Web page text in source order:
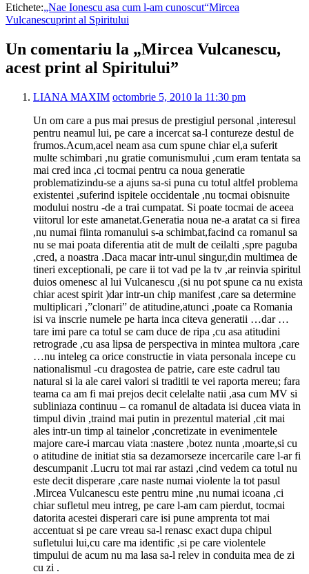
Etichete:„Nae Ionescu asa cum l-am cunoscut“Mircea
Vulcanescuprint al Spiritului
Un comentariu la „Mircea Vulcanescu,
acest print al Spiritului”
LIANA MAXIM octombrie 5, 2010 la 11:30 pm
Un om care a pus mai presus de prestigiul personal ,interesul
pentru neamul lui, pe care a incercat sa-l contureze destul de
frumos.Acum,acel neam asa cum spune chiar el,a suferit
multe schimbari ,nu gratie comunismului ,cum eram tentata sa
mai cred inca ,ci tocmai pentru ca noua generatie
problematizindu-se a ajuns sa-si puna cu totul altfel problema
existentei ,suferind ispitele occidentale ,nu tocmai obisnuite
modului nostru -de a trai cumpatat. Si poate tocmai de aceea
viitorul lor este amanetat.Generatia noua ne-a aratat ca si firea
,nu numai fiinta romanului s-a schimbat,facind ca romanul sa
nu se mai poata diferentia atit de mult de ceilalti ,spre paguba
,cred, a noastra .Daca macar intr-unul singur,din multimea de
tineri exceptionali, pe care ii tot vad pe la tv ,ar reinvia spiritul
duios omenesc al lui Vulcanescu ,(si nu pot spune ca nu exista
chiar acest spirit )dar intr-un chip manifest ,care sa determine
multiplicari ,”clonari” de atitudine,atunci ,poate ca Romania
isi va inscrie numele pe harta inca citeva generatii …dar …
tare imi pare ca totul se cam duce de ripa ,cu asa atitudini
retrograde ,cu asa lipsa de perspectiva in mintea multora ,care
…nu inteleg ca orice constructie in viata personala incepe cu
nationalismul -cu dragostea de patrie, care este cadrul tau
natural si la ale carei valori si traditii te vei raporta mereu; fara
teama ca am fi mai prejos decit celelalte natii ,asa cum MV si
subliniaza continuu – ca romanul de altadata isi ducea viata in
timpul divin ,traind mai putin in prezentul material ,cit mai
ales intr-un timp al tainelor ,concretizate in evenimentele
majore care-i marcau viata :nastere ,botez nunta ,moarte,si cu
o atitudine de initiat stia sa dezamorseze incercarile care l-ar fi
descumpanit .Lucru tot mai rar astazi ,cind vedem ca totul nu
este decit disperare ,care naste numai violente la tot pasul
.Mircea Vulcanescu este pentru mine ,nu numai icoana ,ci
chiar sufletul meu intreg, pe care l-am cam pierdut, tocmai
datorita acestei disperari care isi pune amprenta tot mai
accentuat si pe care vreau sa-l renasc exact dupa chipul
sufletului lui,cu care ma identific ,si pe care violentele
timpului de acum nu ma lasa sa-l relev in conduita mea de zi
cu zi .